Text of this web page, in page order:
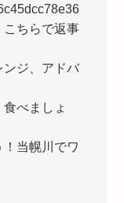
ちらで返事
ジ、アドバ
べましょ
当幌川でワ